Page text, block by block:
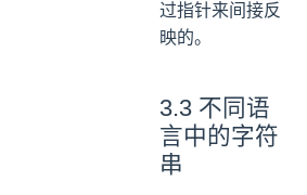
过指针来间接反
映的。
3.3 不同语
言中的字符
串